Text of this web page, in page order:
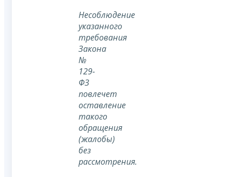
Несоблюдение
указанного
требования
Закона
№
129-
ФЗ
повлечет
оставление
такого
обращения
(жалобы)
без
рассмотрения.